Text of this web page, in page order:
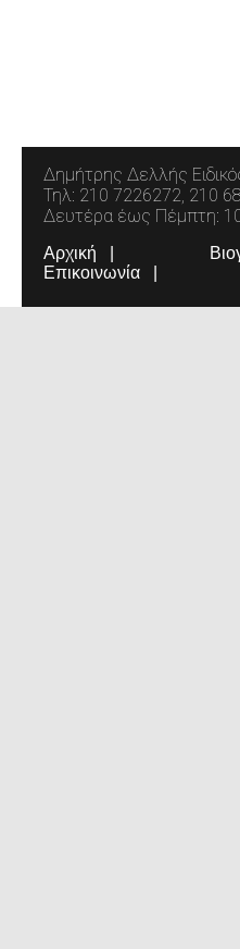
Δημήτρης Δελλής
Τηλ: 210 7226272, 210
Δευτέρα έως Πέμπτη:
Αρχική
Επικοινωνία